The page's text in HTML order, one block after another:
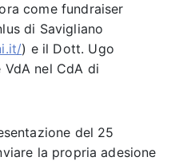
come fundraiser
di Savigliano
) e il Dott. Ugo
VdA nel CdA di
del 25
la propria adesione